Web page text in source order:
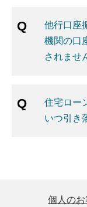
他行口座
機関の口
されませ
住宅ロー
いつ引き
個人のお